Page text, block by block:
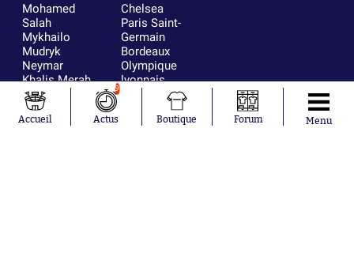
Mohamed
Salah
Mykhailo
Mudryk
Neymar
Khalis Merah
Loïs Openda
Moussa
Niakhaté
Chelsea
Paris Saint-
Germain
Bordeaux
Olympique
lyonnais
Real Madrid
RC Strasbourg
Accueil
9
Actus Boutique Forum Menu